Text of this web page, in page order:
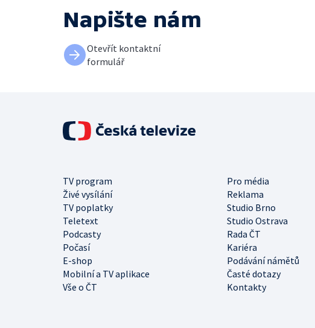
Napište nám
Otevřít kontaktní
formulář
TV program
Pro média
Živé vysílání
Reklama
TV poplatky
Studio Brno
Teletext
Studio Ostrava
Podcasty
Rada ČT
Počasí
Kariéra
E-shop
Podávání námětů
Mobilní a TV aplikace
Časté dotazy
Vše o ČT
Kontakty